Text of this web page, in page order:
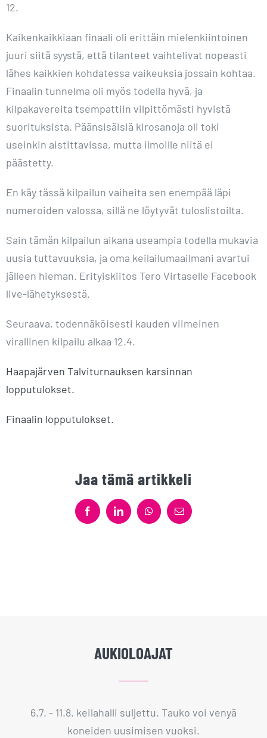
12.
Kaikenkaikkiaan finaali oli erittäin mielenkiintoinen
juuri siitä syystä, että tilanteet vaihtelivat nopeasti
lähes kaikkien kohdatessa vaikeuksia jossain kohtaa.
Finaalin tunnelma oli myös todella hyvä, ja
kilpakavereita tsempattiin vilpittömästi hyvistä
suorituksista. Päänsisäisiä kirosanoja oli toki
useinkin aistittavissa, mutta ilmoille niitä ei
päästetty.
En käy tässä kilpailun vaiheita sen enempää läpi
numeroiden valossa, sillä ne löytyvät tuloslistoilta.
Sain tämän kilpailun aikana useampia todella mukavia
uusia tuttavuuksia, ja oma keilailumaailmani avartui
jälleen hieman. Erityiskiitos Tero Virtaselle Facebook
live-lähetyksestä.
Seuraava, todennäköisesti kauden viimeinen
virallinen kilpailu alkaa 12.4.
Haapajärven Talviturnauksen karsinnan
lopputulokset.
Finaalin lopputulokset.
Jaa tämä artikkeli
FacebookLinkedInWhatsAppSähköposti
AUKIOLOAJAT
6.7. - 11.8. keilahalli suljettu. Tauko voi venyä
koneiden uusimisen vuoksi.